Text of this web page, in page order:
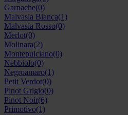
Garnache(0)
Malvasia Bianca(1)
Malvasia Rosso(0)
Merlot(0)
Molinara(2)
Montepulciano(0)
Nebbiolo(0)
Negroamaro(1)
Petit Verdot(0)
Pinot Grigio(0)
Pinot Noir(6)
Primotivo(1)